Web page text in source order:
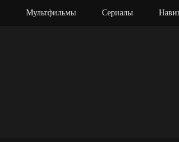
Мультфильмы Сериалы